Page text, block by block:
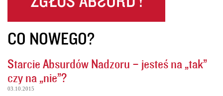
CO NOWEGO?
Starcie Absurdów Nadzoru – jesteś na „tak”
czy na „nie”?
03.10.2015